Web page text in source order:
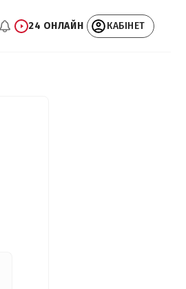
24 ОНЛАЙН КАБІНЕТ